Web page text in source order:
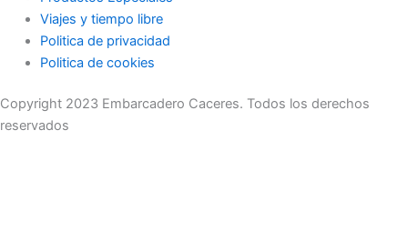
Viajes y tiempo libre
Politica de privacidad
Politica de cookies
Copyright 2023 Embarcadero Caceres. Todos los derechos
reservados